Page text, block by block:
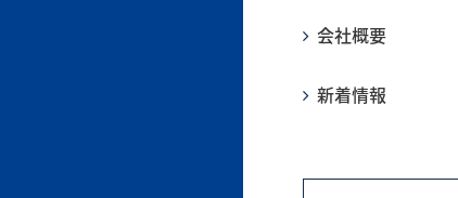
会社概要
新着情報